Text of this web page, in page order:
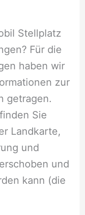
Stellplatz
Für die
haben wir
zur
getragen.
Sie
Landkarte,
und
und
kann (die